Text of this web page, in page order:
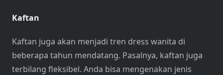
Kaftan
Kaftan juga akan menjadi tren dress wanita di
beberapa tahun mendatang. Pasalnya, kaftan juga
terbilang fleksibel. Anda bisa mengenakan jenis